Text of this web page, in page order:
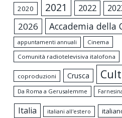
2020 2021 2022
2026 Accademia della
appuntamenti annuali
Cinema
Comunità radiotelevisiva italofona
coproduzioni Crusca
Da Roma a Gerusalemme
Italia italiani all'estero